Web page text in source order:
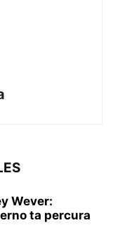
Wever:
ta percura